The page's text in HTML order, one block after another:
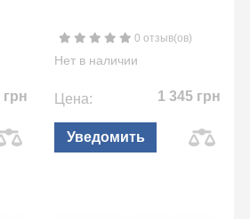
грн
0 отзыв(ов)
Нет в наличии
Цена: 1 345 грн
Уведомить